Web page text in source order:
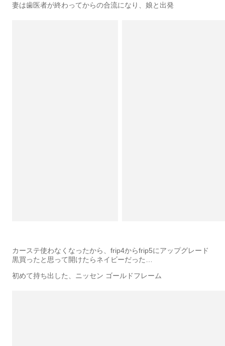
妻は歯医者が終わってからの合流になり、娘と出発
カーステ使わなくなったから、frip4からfrip5にアップグレード
黒買ったと思って開けたらネイビーだった…
初めて持ち出した、ニッセン ゴールドフレーム